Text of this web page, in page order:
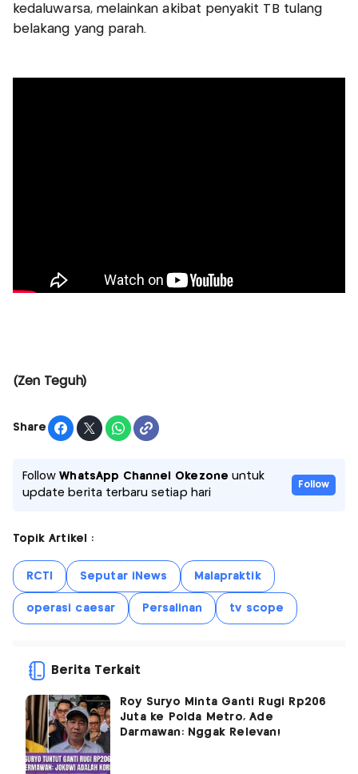
kedaluwarsa, melainkan akibat penyakit TB tulang
belakang yang parah.
(Zen Teguh)
Share
FollowWhatsApp Channel Okezone untuk
update berita terbaru setiap hari
Follow
Topik Artikel :
RCTI Seputar iNews Malapraktik
operasi caesar Persalinan tv scope
Berita Terkait
Roy Suryo Minta Ganti Rugi Rp206
Juta ke Polda Metro, Ade
Darmawan: Nggak Relevan!